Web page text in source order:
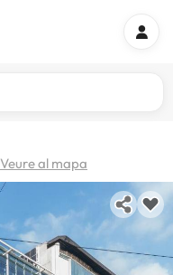
Veure al mapa